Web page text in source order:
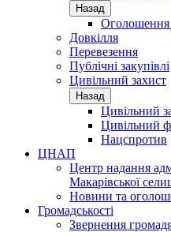
Назад
Довкілля
Перевезення
Публічні закупівлі
Цивільний захист
Назад
Цивільний
Цивільний
Нацспротив
ЦНАП
Центр надання
Макарівської
Новини та
Громадськості
Звернення